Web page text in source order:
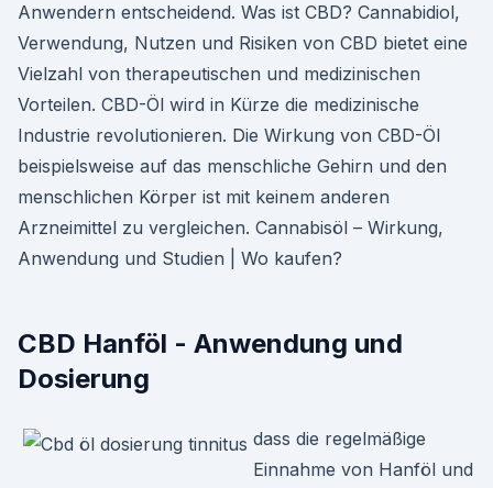
Anwendern entscheidend. Was ist CBD? Cannabidiol,
Verwendung, Nutzen und Risiken von CBD bietet eine
Vielzahl von therapeutischen und medizinischen
Vorteilen. CBD-Öl wird in Kürze die medizinische
Industrie revolutionieren. Die Wirkung von CBD-Öl
beispielsweise auf das menschliche Gehirn und den
menschlichen Körper ist mit keinem anderen
Arzneimittel zu vergleichen. Cannabisöl – Wirkung,
Anwendung und Studien | Wo kaufen?
CBD Hanföl - Anwendung und
Dosierung
dass die regelmäßige
Einnahme von Hanföl und